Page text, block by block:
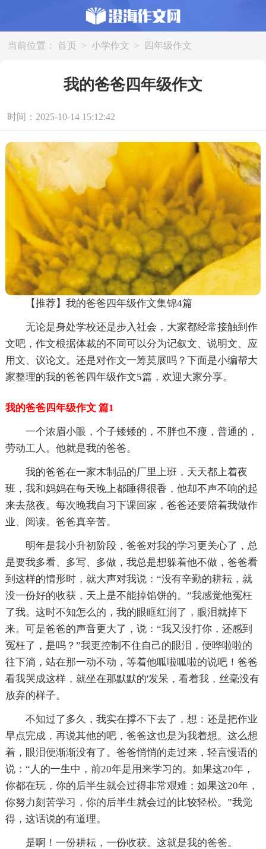
当前位置： 首页 > 小学作文 > 四年级作文
我的爸爸四年级作文
时间：2025-10-14 15:12:42
【推荐】我的爸爸四年级作文集锦4篇
无论是身处学校还是步入社会，大家都经常接触到作
文吧，作文根据体裁的不同可以分为记叙文、说明文、应
用文、议论文。还是对作文一筹莫展吗？下面是小编帮大
家整理的我的爸爸四年级作文5篇，欢迎大家分享。
我的爸爸四年级作文 篇1
一个浓眉小眼，个子矮矮的，不胖也不瘦，普通的，
劳动工人。他就是我的爸爸。
我的爸爸在一家木制品的厂里上班，天天都上着夜
班，我和妈妈在每天晚上都睡得很香，他却不声不响的起
来去熬夜。每次晚我自习下课回家，爸爸还要陪着我做作
业、阅读。爸爸真辛苦。
明年是我小升初阶段，爸爸对我的学习更关心了，总
是要我多看、多写、多做，我总是想躲着他不做，爸爸看
到这样的情形时，就大声对我说：“没有辛勤的耕耘，就
没一份好的收获，天上是不能掉馅饼的。”我感觉他冤枉
了我。这时不知怎么的，我的眼眶红润了，眼泪就掉下
来。可是爸爸的声音更大了，说：“我又没打你，还感到
冤枉了，是吗？”我更控制不住自己的眼泪，便哗啦啦的
往下淌，站在那一动不动，等着他呱啦呱啦的说吧！爸爸
看我哭成这样，就坐在那默默的'发呆，看着我，丝毫没有
放弃的样子。
不知过了多久，我实在撑不下去了，想：还是把作业
早点完成，再说其他的吧，爸爸这也是为我着想。这么想
着，眼泪便渐渐没有了。爸爸悄悄的走过来，轻言慢语的
说：“人的一生中，前20年是用来学习的。如果这20年，
你都在玩，你的后半生就会过得非常艰难；如果这20年，
你努力刻苦学习，你的后半生就会过的比较轻松。”我觉
得，这话说的有道理。
是啊！一份耕耘，一份收获。这就是我的爸爸。